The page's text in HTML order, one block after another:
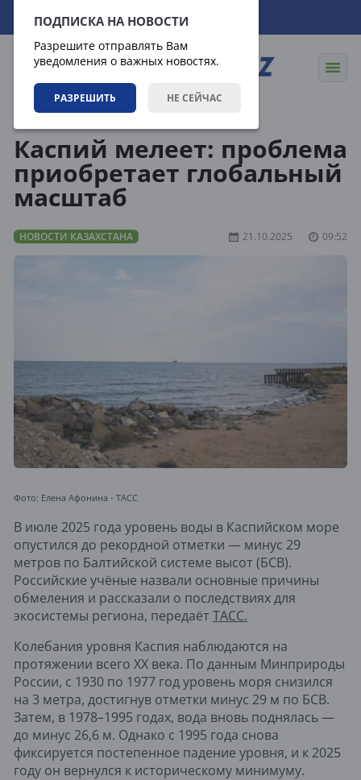
ПОДПИСКА НА НОВОСТИ
Разрешите отправлять Вам
уведомления о важных новостях.
РАЗРЕШИТЬ НЕ СЕЙЧАС
07.08.2026 18:17:06
Каспий мелеет: проблема
приобретает глобальный
масштаб
НОВОСТИ КАЗАХСТАНА 21.10.2025 09:52
Фото: Елена Афонина - ТАСС
В июле 2025 года уровень воды в Каспийском море
опустился до рекордной отметки — минус 29
метров по Балтийской системе высот (БСВ).
Российские учёные назвали основные причины
обмеления и рассказали о последствиях для
экосистемы региона, передаёт ТАСС.
Колебания уровня Каспия наблюдаются на
протяжении всего XX века. По данным Минприроды
России, с 1930 по 1977 год уровень моря снизился
на 3 метра, достигнув отметки минус 29 м по БСВ.
Затем, в 1978–1995 годах, вода вновь поднялась —
до минус 26,6 м. Однако с 1995 года снова
фиксируется постепенное падение уровня, и к 2025
году он вернулся к историческому минимуму.